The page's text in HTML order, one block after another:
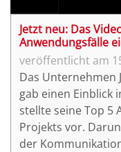
Jetzt neu: Das
Anwendungsfälle
Das Unternehmen
gab einen Einblick
stellte seine Top 5
Projekts vor.
der